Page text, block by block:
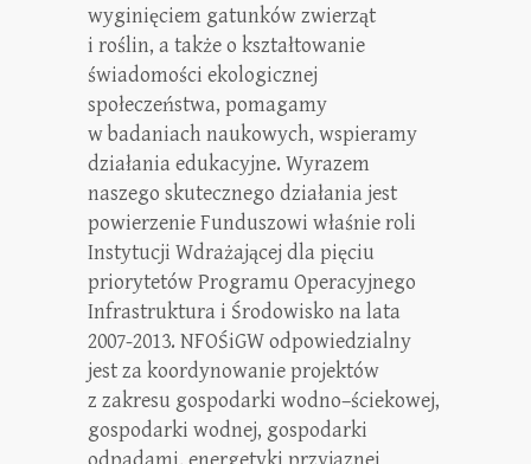
wyginięciem gatunków zwierząt
i roślin, a także o kształtowanie
świadomości ekologicznej
społeczeństwa, pomagamy
w badaniach naukowych, wspieramy
działania edukacyjne. Wyrazem
naszego skutecznego działania jest
powierzenie Funduszowi właśnie roli
Instytucji Wdrażającej dla pięciu
priorytetów Programu Operacyjnego
Infrastruktura i Środowisko na lata
2007-2013. NFOŚiGW odpowiedzialny
jest za koordynowanie projektów
z zakresu gospodarki wodno–ściekowej,
gospodarki wodnej, gospodarki